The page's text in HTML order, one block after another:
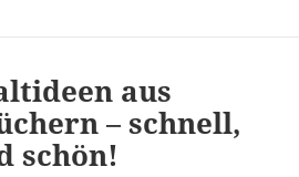
aus
– schnell,
schön!